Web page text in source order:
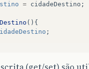
= cidadeDestino ;
(){
;